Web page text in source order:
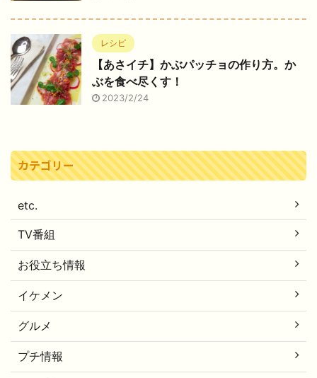
レシピ
【あさイチ】かぶパッチョの作り方。か
ぶを食べ尽くす！
2023/2/24
カテゴリー
etc.
TV番組
お役立ち情報
イケメン
グルメ
プチ情報